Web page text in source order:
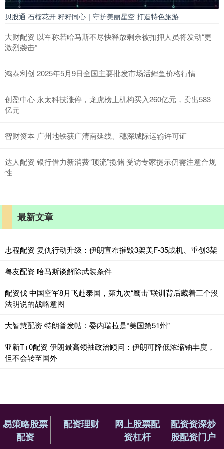
贝股通 石榴花开 籽籽同心｜守护美丽星空 打造特色旅游
大财配资 以军称若哈马斯不尽快释放剩余被扣押人员将发动“更
激烈袭击”
鸿泰利创 2025年5月9日全国主要批发市场活鲤鱼价格行情
创盈中心 永太科技涨停，龙虎榜上机构买入260亿元，卖出583
亿元
智财资本 广州地铁获广清南延线、穗深城际运输许可证
达人配资 银行借力新消费“顶流”揽储 受访专家提示仍需注意合规
性
最新文章
忠程配资 复仇行动升级：伊朗宣布摧毁3架美F-35战机、重创3架
粤友配资 哈马斯谈解除武装条件
配资伐 中国空军8月飞赴泰国，第九次“鹰击”联训背后藏着三个没
法明说的战略意图
大智慧配资 特朗普发帖：委内瑞拉是“美国第51州”
亚新T+0配资 伊朗最高领袖政治顾问：伊朗可降低浓缩铀丰度，
但不会转至国外
易策略股票
配资
配资理财
网上股票配
资杠杆
配资资深炒
股配资门户